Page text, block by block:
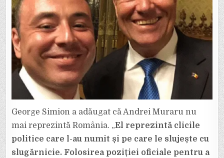
George Simion a adăugat că Andrei Muraru nu
mai reprezintă România. „El reprezintă clicile
politice care l-au numit și pe care le slujește cu
slugărnicie. Folosirea poziției oficiale pentru a